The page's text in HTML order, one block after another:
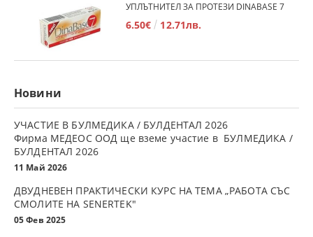
УПЛЪТНИТЕЛ ЗА ПРОТЕЗИ DINABASE 7
6.50€ 12.71лв.
Новини
УЧАСТИЕ В БУЛМЕДИКА / БУЛДЕНТАЛ 2026
Фирма МЕДЕОС ООД ще вземе участие в БУЛМЕДИКА /
БУЛДЕНТАЛ 2026
11 Май 2026
ДВУДНЕВЕН ПРАКТИЧЕСКИ КУРС НА ТЕМА „РАБОТА СЪС
СМОЛИТЕ НА SENERTEK"
05 Фев 2025